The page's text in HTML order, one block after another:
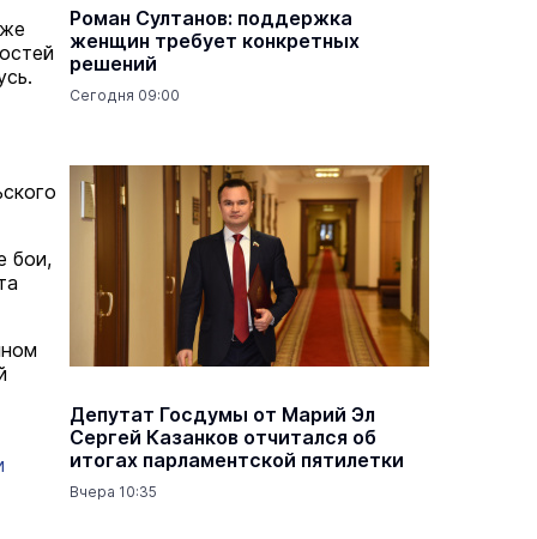
бои,
Роман Султанов: поддержка
женщин требует конкретных
решений
Сегодня 09:00
Депутат Госдумы от Марий Эл
Сергей Казанков отчитался об
итогах парламентской пятилетки
Вчера 10:35